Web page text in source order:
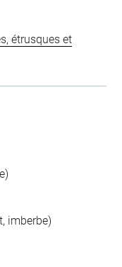
étrusques et
imberbe)